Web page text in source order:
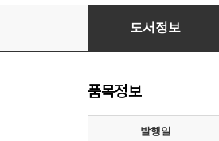
적을 만들지 않는 대화법
도서정보
품목정보
발행일